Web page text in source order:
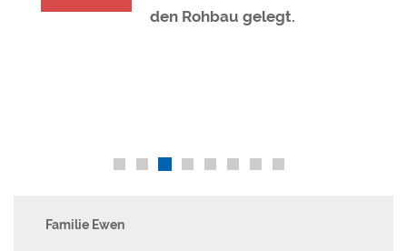
den Rohbau gelegt.
Familie Ewen